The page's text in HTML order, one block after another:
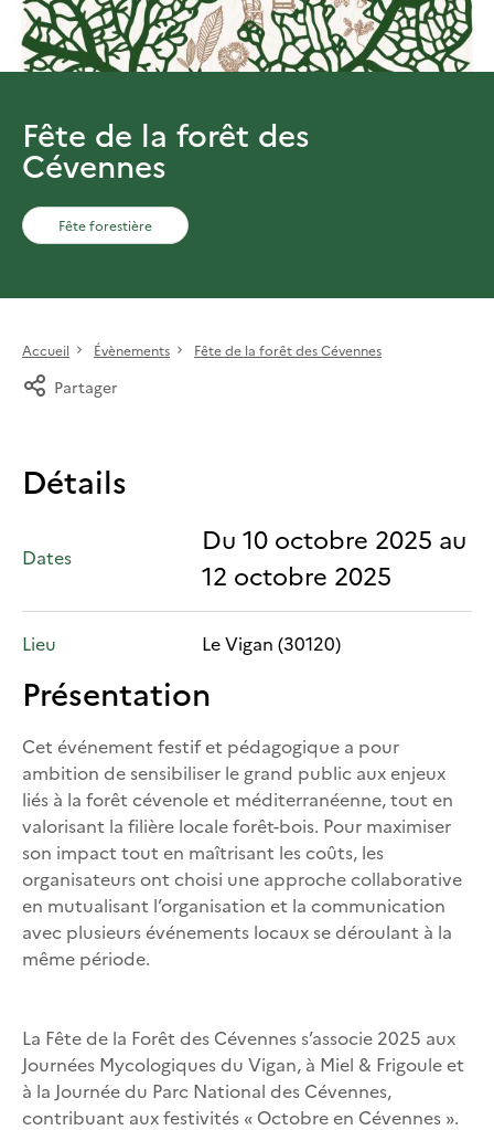
Fête de la forêt des
Cévennes
Fête forestière
Accueil Évènements Fête de la forêt des Cévennes
Partager
Détails
Dates
Du 10 octobre 2025 au
12 octobre 2025
Lieu Le Vigan (30120)
Présentation
Cet événement festif et pédagogique a pour
ambition de sensibiliser le grand public aux enjeux
liés à la forêt cévenole et méditerranéenne, tout en
valorisant la filière locale forêt-bois. Pour maximiser
son impact tout en maîtrisant les coûts, les
organisateurs ont choisi une approche collaborative
en mutualisant l’organisation et la communication
avec plusieurs événements locaux se déroulant à la
même période.
La Fête de la Forêt des Cévennes s’associe 2025 aux
Journées Mycologiques du Vigan, à Miel & Frigoule et
à la Journée du Parc National des Cévennes,
contribuant aux festivités « Octobre en Cévennes ».